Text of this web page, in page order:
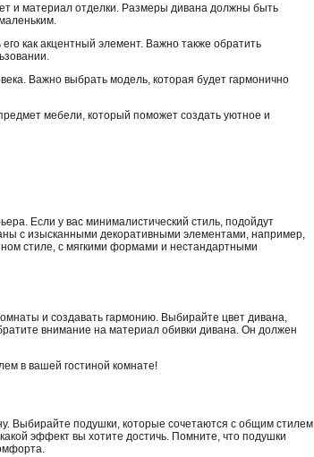
и материал отделки. Размеры дивана должны быть
как акцентный элемент. Важно также обратить
Важно выбрать модель, которая будет гармонично
мебели, который поможет создать уютное и
Если у вас минималистический стиль, подойдут
с изысканными декоративными элементами, например,
стиле, с мягкими формами и нестандартными
и создавать гармонию. Выбирайте цвет дивана,
внимание на материал обивки дивана. Он должен
в вашей гостиной комнате!
Выбирайте подушки, которые сочетаются с общим стилем
эффект вы хотите достичь. Помните, что подушки